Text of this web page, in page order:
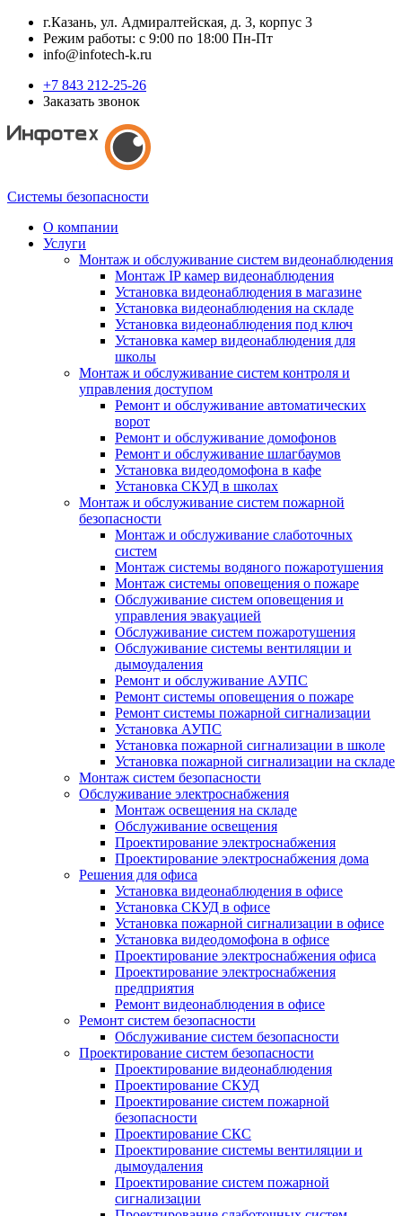
г.Казань, ул. Адмиралтейская, д. 3, корпус 3
Режим работы: с 9:00 по 18:00 Пн-Пт
info@infotech-k.ru
+7 843 212-25-26
Заказать звонок
Системы безопасности
О компании
Услуги
Монтаж и обслуживание систем видеонаблюдения
Монтаж IP камер видеонаблюдения
Установка видеонаблюдения в магазине
Установка видеонаблюдения на складе
Установка видеонаблюдения под ключ
Установка камер видеонаблюдения для
школы
Монтаж и обслуживание систем контроля и
управления доступом
Ремонт и обслуживание автоматических
ворот
Ремонт и обслуживание домофонов
Ремонт и обслуживание шлагбаумов
Установка видеодомофона в кафе
Установка СКУД в школах
Монтаж и обслуживание систем пожарной
безопасности
Монтаж и обслуживание слаботочных
систем
Монтаж системы водяного пожаротушения
Монтаж системы оповещения о пожаре
Обслуживание систем оповещения и
управления эвакуацией
Обслуживание систем пожаротушения
Обслуживание системы вентиляции и
дымоудаления
Ремонт и обслуживание АУПС
Ремонт системы оповещения о пожаре
Ремонт системы пожарной сигнализации
Установка АУПС
Установка пожарной сигнализации в школе
Установка пожарной сигнализации на складе
Монтаж систем безопасности
Обслуживание электроснабжения
Монтаж освещения на складе
Обслуживание освещения
Проектирование электроснабжения
Проектирование электроснабжения дома
Решения для офиса
Установка видеонаблюдения в офисе
Установка СКУД в офисе
Установка пожарной сигнализации в офисе
Установка видеодомофона в офисе
Проектирование электроснабжения офиса
Проектирование электроснабжения
предприятия
Ремонт видеонаблюдения в офисе
Ремонт систем безопасности
Обслуживание систем безопасности
Проектирование систем безопасности
Проектирование видеонаблюдения
Проектирование СКУД
Проектирование систем пожарной
безопасности
Проектирование СКС
Проектирование системы вентиляции и
дымоудаления
Проектирование систем пожарной
сигнализации